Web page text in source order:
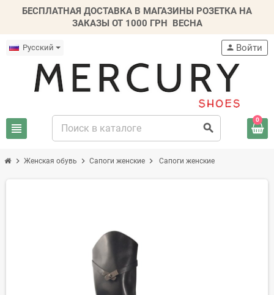
БЕСПЛАТНАЯ ДОСТАВКА В МАГАЗИНЫ РОЗЕТКА НА
ЗАКАЗЫ ОТ 1000 ГРН ВЕСНА
Русский
view_headline search
person Войти
0
chevron_right Женская обувь chevron_right Сапоги женские chevron_right Сапоги женские